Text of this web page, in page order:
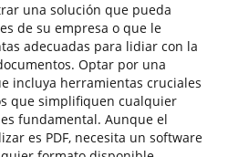
una solución que pueda
de su empresa o que le
adecuadas para lidiar con la
Optar por una
incluya herramientas cruciales
que simplifiquen cualquier
fundamental. Aunque el
es PDF, necesita un software